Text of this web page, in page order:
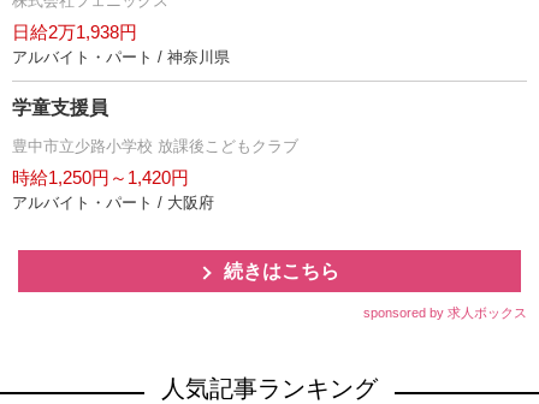
日給2万1,938円
アルバイト・パート / 神奈川県
学童支援員
豊中市立少路小学校 放課後こどもクラブ
時給1,250円～1,420円
アルバイト・パート / 大阪府
続きはこちら
sponsored by 求人ボックス
人気記事ランキング